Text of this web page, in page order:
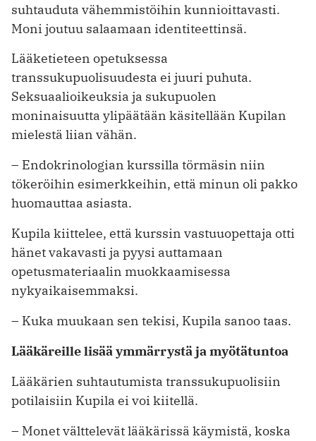
suhtauduta vähemmistöihin kunnioittavasti.
Moni joutuu salaamaan identiteettinsä.
Lääketieteen opetuksessa
transsukupuolisuudesta ei juuri puhuta.
Seksuaalioikeuksia ja sukupuolen
moninaisuutta ylipäätään käsitellään Kupilan
mielestä liian vähän.
– Endokrinologian kurssilla törmäsin niin
tökeröihin esimerkkeihin, että minun oli pakko
huomauttaa asiasta.
Kupila kiittelee, että kurssin vastuuopettaja otti
hänet vakavasti ja pyysi auttamaan
opetusmateriaalin muokkaamisessa
nykyaikaisemmaksi.
– Kuka muukaan sen tekisi, Kupila sanoo taas.
Lääkäreille lisää ymmärrystä ja myötätuntoa
Lääkärien suhtautumista transsukupuolisiin
potilaisiin Kupila ei voi kiitellä.
– Monet välttelevät lääkärissä käymistä, koska